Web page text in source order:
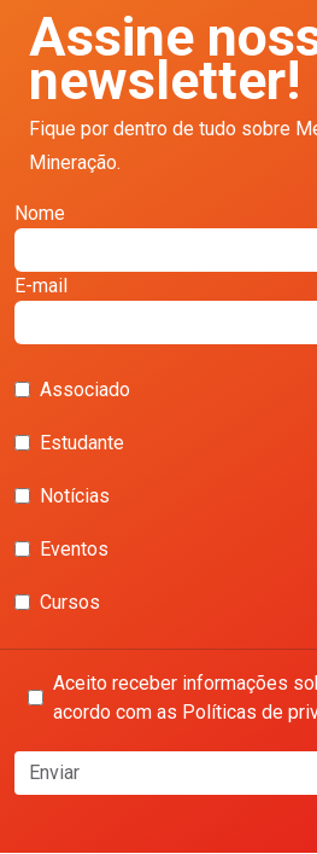
Assine
newsletter!
Fique por dentro de tudo sobre
Mineração.
Nome
E-mail
Associado
Estudante
Notícias
Eventos
Cursos
Aceito receber informações
acordo com as Políticas de
Enviar